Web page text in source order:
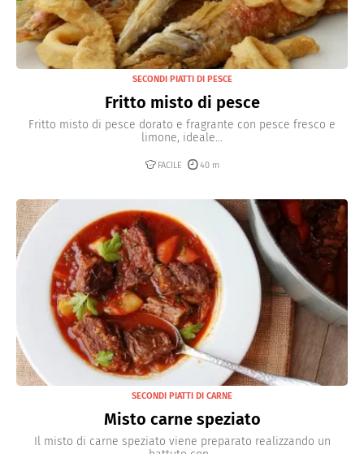
SECONDI PIATTI DI PESCE
Fritto misto di pesce
Fritto misto di pesce dorato e fragrante con pesce fresco e
limone, ideale...
FACILE 40 m
SECONDI PIATTI DI CARNE
Misto carne speziato
Il misto di carne speziato viene preparato realizzando un